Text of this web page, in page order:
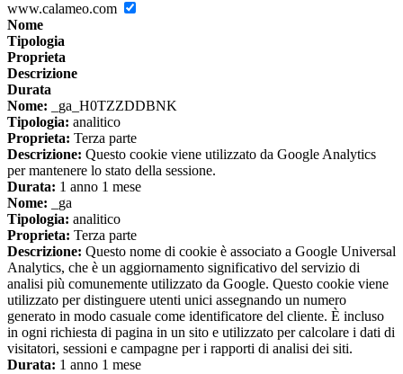
www.calameo.com
Nome
Tipologia
Proprieta
Descrizione
Durata
Nome: _ga_H0TZZDDBNK
Tipologia: analitico
Proprieta: Terza parte
Descrizione: Questo cookie viene utilizzato da Google Analytics
per mantenere lo stato della sessione.
Durata: 1 anno 1 mese
Nome: _ga
Tipologia: analitico
Proprieta: Terza parte
Descrizione: Questo nome di cookie è associato a Google Universal
Analytics, che è un aggiornamento significativo del servizio di
analisi più comunemente utilizzato da Google. Questo cookie viene
utilizzato per distinguere utenti unici assegnando un numero
generato in modo casuale come identificatore del cliente. È incluso
in ogni richiesta di pagina in un sito e utilizzato per calcolare i dati di
visitatori, sessioni e campagne per i rapporti di analisi dei siti.
Durata: 1 anno 1 mese